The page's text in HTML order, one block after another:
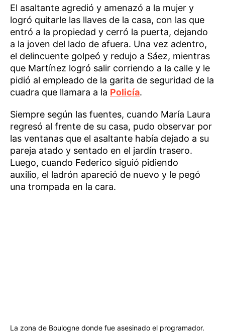
El asaltante agredió y amenazó a la mujer y
logró quitarle las llaves de la casa, con las que
entró a la propiedad y cerró la puerta, dejando
a la joven del lado de afuera. Una vez adentro,
el delincuente golpeó y redujo a Sáez, mientras
que Martínez logró salir corriendo a la calle y le
pidió al empleado de la garita de seguridad de la
cuadra que llamara a la Policía.
Siempre según las fuentes, cuando María Laura
regresó al frente de su casa, pudo observar por
las ventanas que el asaltante había dejado a su
pareja atado y sentado en el jardín trasero.
Luego, cuando Federico siguió pidiendo
auxilio, el ladrón apareció de nuevo y le pegó
una trompada en la cara.
La zona de Boulogne donde fue asesinado el programador.